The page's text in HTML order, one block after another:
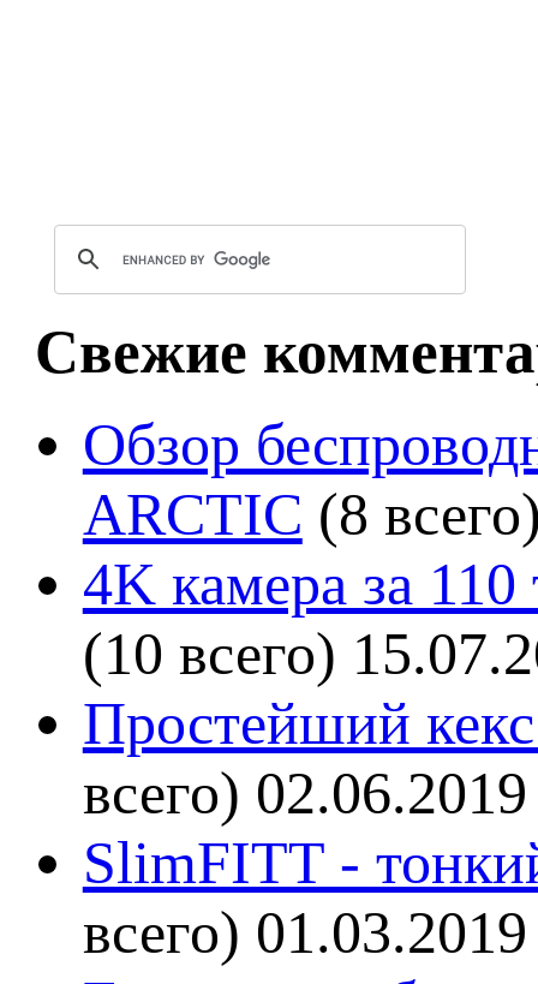
Свежие
Обзор
ARCTIC (8
4K камера за
(10 всего)
Простейший кекс
всего) 02.06.2019
SlimFITT -
всего) 01.03.2019